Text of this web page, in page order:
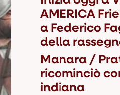
AMERICA
a Federico
della
Manara /
ricominciò
indiana